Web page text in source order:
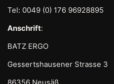
Tel: 0049 (0) 176 96928895
Anschrift:
BATZ ERGO
Gessertshausener Strasse 3
86356 Neusäß